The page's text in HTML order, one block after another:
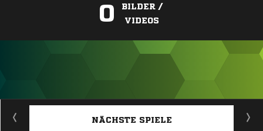
0
BILDER /
VIDEOS
ANZEIGE
NÄCHSTE SPIELE